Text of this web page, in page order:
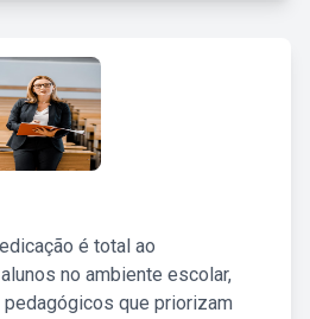
é total ao
no ambiente escolar,
que priorizam